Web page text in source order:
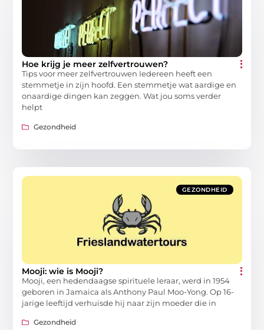
Hoe krijg je meer zelfvertrouwen?
Tips voor meer zelfvertrouwen Iedereen heeft een
stemmetje in zijn hoofd. Een stemmetje wat aardige en
onaardige dingen kan zeggen. Wat jou soms verder
helpt
Gezondheid
GEZONDHEID
Mooji: wie is Mooji?
Mooji, een hedendaagse spirituele leraar, werd in 1954
geboren in Jamaica als Anthony Paul Moo-Yong. Op 16-
jarige leeftijd verhuisde hij naar zijn moeder die in
Gezondheid